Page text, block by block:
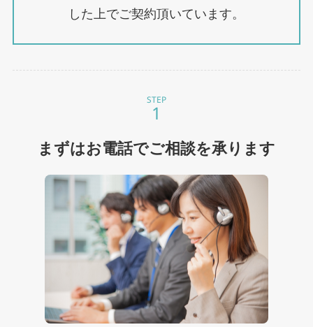
した上でご契約頂いています。
STEP
まずはお電話でご相談を承ります